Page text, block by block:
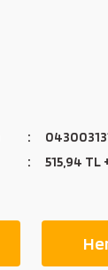
515,94 TL